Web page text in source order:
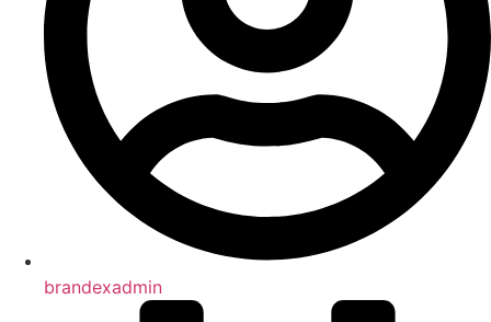
brandexadmin